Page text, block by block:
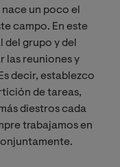
un poco el
campo. En este
grupo y del
las reuniones y
decir, establezco
de tareas,
diestros cada
trabajamos en